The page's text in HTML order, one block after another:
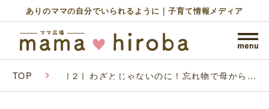
ありのママの自分でいられるように｜子育て情報メディア
TOP ［２］わざとじゃないのに！忘れ物で母から怒
たら。｜和栗家の日々